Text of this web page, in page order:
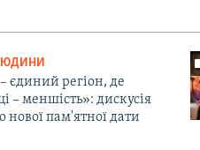
єдиний регіон, де
– меншість»: дискусія
нової пам'ятної дати